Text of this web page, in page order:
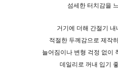
섬세한 터치감을
거기에 더해 간절기
적절한 두께감으로 제작
늘어짐이나 변형 걱정 없이
데일리로 꺼내 입기